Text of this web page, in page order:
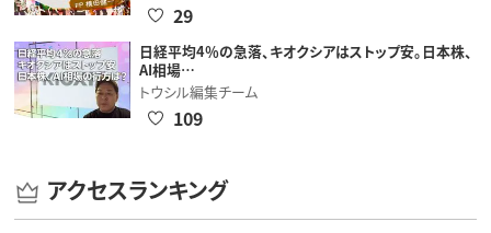
29
日経平均4％の急落、キオクシアはストップ安。日本株、
AI相場…
トウシル編集チーム
109
アクセスランキング